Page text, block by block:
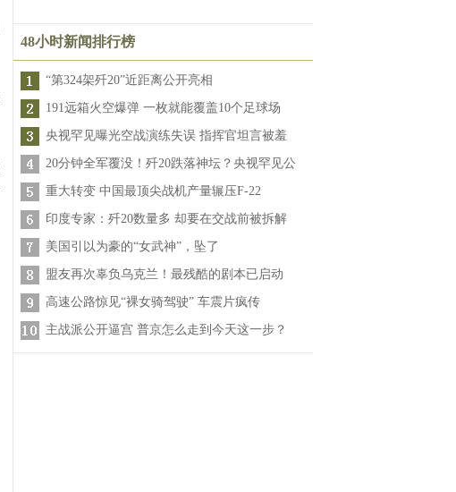
48小时新闻排行榜
“第324架歼20”近距离公开亮相
191远箱火空爆弹 一枚就能覆盖10个足球场
央视罕见曝光空战演练失误 指挥官坦言被羞
20分钟全军覆没！歼20跌落神坛？央视罕见公
重大转变 中国最顶尖战机产量辗压F-22
印度专家：歼20数量多 却要在交战前被拆解
美国引以为豪的“女武神”，坠了
盟友再次辜负乌克兰！最残酷的剧本已启动
高速公路惊见“裸女骑驾驶” 车震片疯传
主战派公开逼宫 普京怎么走到今天这一步？